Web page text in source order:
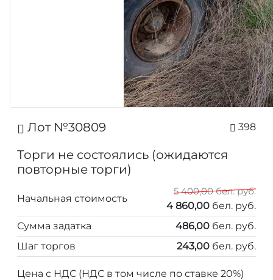
Лот №30809 398
Торги не состоялись (ожидаются
повторные торги)
Начальная стоимость
5 400,00 бел. руб.
4 860,00 бел. руб.
Сумма задатка
486,00 бел. руб.
Шаг торгов
243,00 бел. руб.
Цена с НДС (НДС в том числе по ставке 20%)